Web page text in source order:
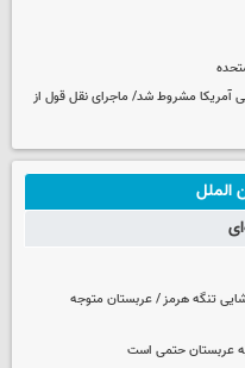
آمریکا مشروط شد/ ماجرای نقل قول از
الملل
تنگه هرمز / عربستان متوجه
عربستان حتمی است